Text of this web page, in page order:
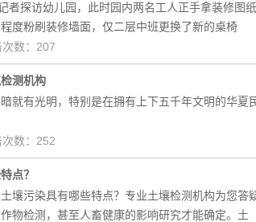
探访幼儿园，此时园内两名工人正手拿装修图
度粉刷装修墙面，仅二层中班更换了新的桌椅
数：207
测机构
就有光明，特别是在拥有上下五千年文明的华
数：252
点？
污染具有哪些特点？专业土壤检测机构为您
物检测，甚至人畜健康的影响研究才能确定。土